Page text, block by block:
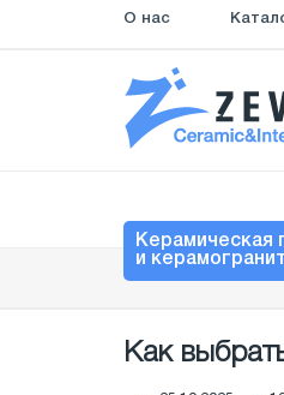
О нас
Керамическая
и керамогранит
Как